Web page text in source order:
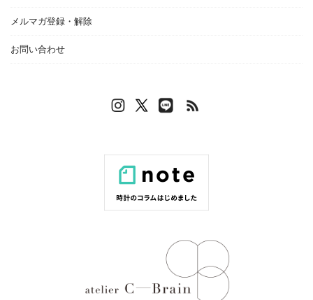
メルマガ登録・解除
お問い合わせ